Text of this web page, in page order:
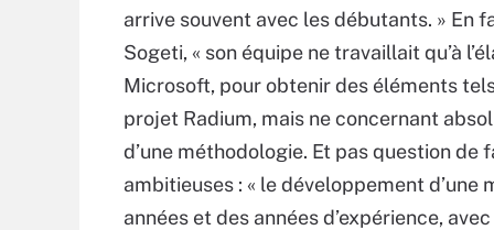
arrive souvent avec les débutants. » En
Sogeti, « son équipe ne travaillait qu’à
Microsoft, pour obtenir des éléments
projet Radium, mais ne concernant
d’une méthodologie. Et pas question
ambitieuses : « le développement d’une
années et des années d’expérience,